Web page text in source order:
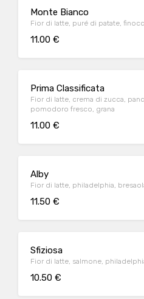
Monte Bianco
Fior di latte, puré di patate,
11.00 €
Prima Classificata
Fior di latte, crema di zucca,
pomodoro fresco, grana
11.00 €
Alby
Fior di latte, philadelphia,
11.50 €
Sfiziosa
Fior di latte, salmone,
10.50 €